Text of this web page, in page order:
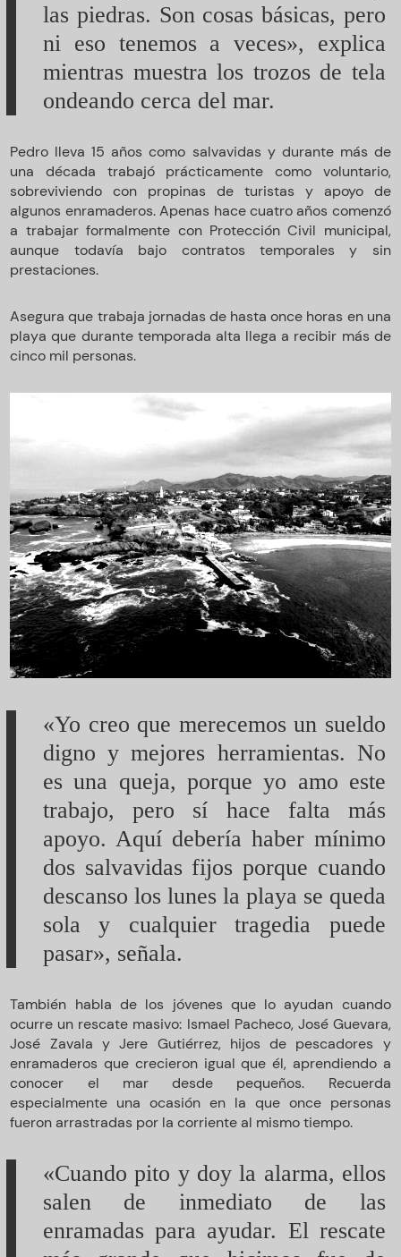
las piedras. Son cosas básicas, pero
ni eso tenemos a veces», explica
mientras muestra los trozos de tela
ondeando cerca del mar.
Pedro lleva 15 años como salvavidas y durante más de
una década trabajó prácticamente como voluntario,
sobreviviendo con propinas de turistas y apoyo de
algunos enramaderos. Apenas hace cuatro años comenzó
a trabajar formalmente con Protección Civil municipal,
aunque todavía bajo contratos temporales y sin
prestaciones.
Asegura que trabaja jornadas de hasta once horas en una
playa que durante temporada alta llega a recibir más de
cinco mil personas.
«Yo creo que merecemos un sueldo
digno y mejores herramientas. No
es una queja, porque yo amo este
trabajo, pero sí hace falta más
apoyo. Aquí debería haber mínimo
dos salvavidas fijos porque cuando
descanso los lunes la playa se queda
sola y cualquier tragedia puede
pasar», señala.
También habla de los jóvenes que lo ayudan cuando
ocurre un rescate masivo: Ismael Pacheco, José Guevara,
José Zavala y Jere Gutiérrez, hijos de pescadores y
enramaderos que crecieron igual que él, aprendiendo a
conocer el mar desde pequeños. Recuerda
especialmente una ocasión en la que once personas
fueron arrastradas por la corriente al mismo tiempo.
«Cuando pito y doy la alarma, ellos
salen de inmediato de las
enramadas para ayudar. El rescate